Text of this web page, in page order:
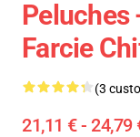
Peluches
Farcie
(3
21,11 € - 24,79